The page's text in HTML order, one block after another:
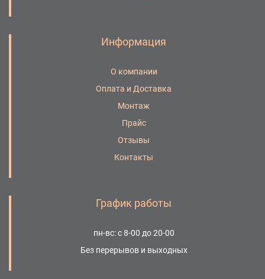
Информация
О компании
Оплата и Доставка
Монтаж
Прайс
Отзывы
Контакты
График работы
пн-вс: с 8-00 до 20-00
Без перерывов и выходных